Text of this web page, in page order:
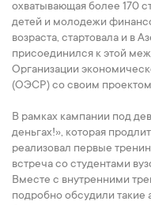
охватывающая более 170
детей и молодежи
возраста, стартовала и в
присоединился к этой
Организации
(ОЭСР) со своим проектом
В рамках кампании под
деньгах!», которая
реализовал первые
встреча со студентами
Вместе с внутренними
подробно обсудили такие